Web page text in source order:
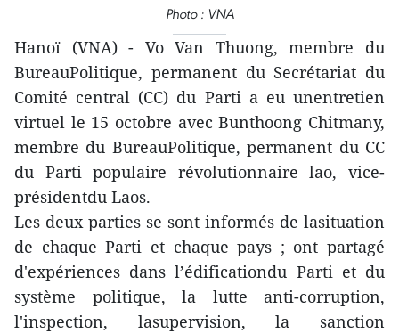
Photo : VNA
Hanoï (VNA) - Vo Van Thuong, membre du
BureauPolitique, permanent du Secrétariat du
Comité central (CC) du Parti a eu unentretien
virtuel le 15 octobre avec Bunthoong Chitmany,
membre du BureauPolitique, permanent du CC
du Parti populaire révolutionnaire lao, vice-
présidentdu Laos.
Les deux parties se sont informés de lasituation
de chaque Parti et chaque pays ; ont partagé
d'expériences dans l’édificationdu Parti et du
système politique, la lutte anti-corruption,
l'inspection, lasupervision, la sanction